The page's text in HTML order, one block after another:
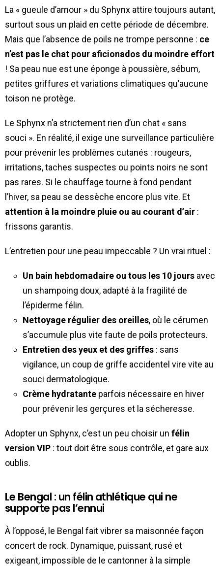
La « gueule d’amour » du Sphynx attire toujours autant,
surtout sous un plaid en cette période de décembre.
Mais que l’absence de poils ne trompe personne : ce
n’est pas le chat pour aficionados du moindre effort
! Sa peau nue est une éponge à poussière, sébum,
petites griffures et variations climatiques qu’aucune
toison ne protège.
Le Sphynx n’a strictement rien d’un chat « sans
souci ». En réalité, il exige une surveillance particulière
pour prévenir les problèmes cutanés : rougeurs,
irritations, taches suspectes ou points noirs ne sont
pas rares. Si le chauffage tourne à fond pendant
l’hiver, sa peau se dessèche encore plus vite. Et
attention à la moindre pluie ou au courant d’air :
frissons garantis.
L’entretien pour une peau impeccable ? Un vrai rituel :
Un bain hebdomadaire ou tous les 10 jours avec
un shampoing doux, adapté à la fragilité de
l’épiderme félin.
Nettoyage régulier des oreilles, où le cérumen
s’accumule plus vite faute de poils protecteurs.
Entretien des yeux et des griffes : sans
vigilance, un coup de griffe accidentel vire vite au
souci dermatologique.
Crème hydratante parfois nécessaire en hiver
pour prévenir les gerçures et la sécheresse.
Adopter un Sphynx, c’est un peu choisir un félin
version VIP : tout doit être sous contrôle, et gare aux
oublis.
Le Bengal : un félin athlétique qui ne
supporte pas l’ennui
À l’opposé, le Bengal fait vibrer sa maisonnée façon
concert de rock. Dynamique, puissant, rusé et
exigeant, impossible de le cantonner à la simple